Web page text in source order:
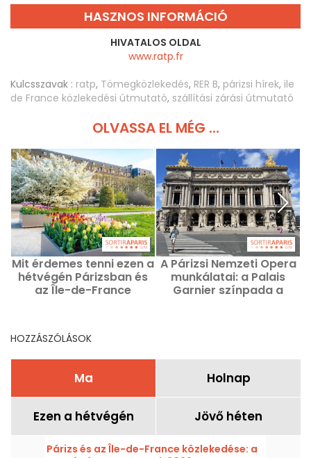
HASZNOS INFORMÁCIÓ
HIVATALOS OLDAL
www.ratp.fr
Kulcsszavak : ratp, Tömegközlekedés, RER B, párizsi hírek, ile
de France közlekedési útmutató, szállítási zárási útmutató
OLVASSA EL MÉG ...
Mit érdemes tenni ezen a
hétvégén Párizsban és
az Île-de-France
A Párizsi Nemzeti Opera
munkálatai: a Palais
Garnier színpada a
HOZZÁSZÓLÁSOK
Ma Holnap
Ezen a hétvégén Jövő héten
Párizs és az Île-de-France közlekedése: a